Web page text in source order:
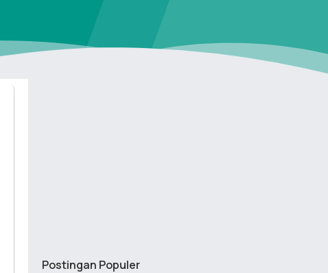
Postingan Populer